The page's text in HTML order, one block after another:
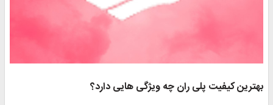
بهترین کیفیت پلی ران چه ویژگی هایی دارد؟